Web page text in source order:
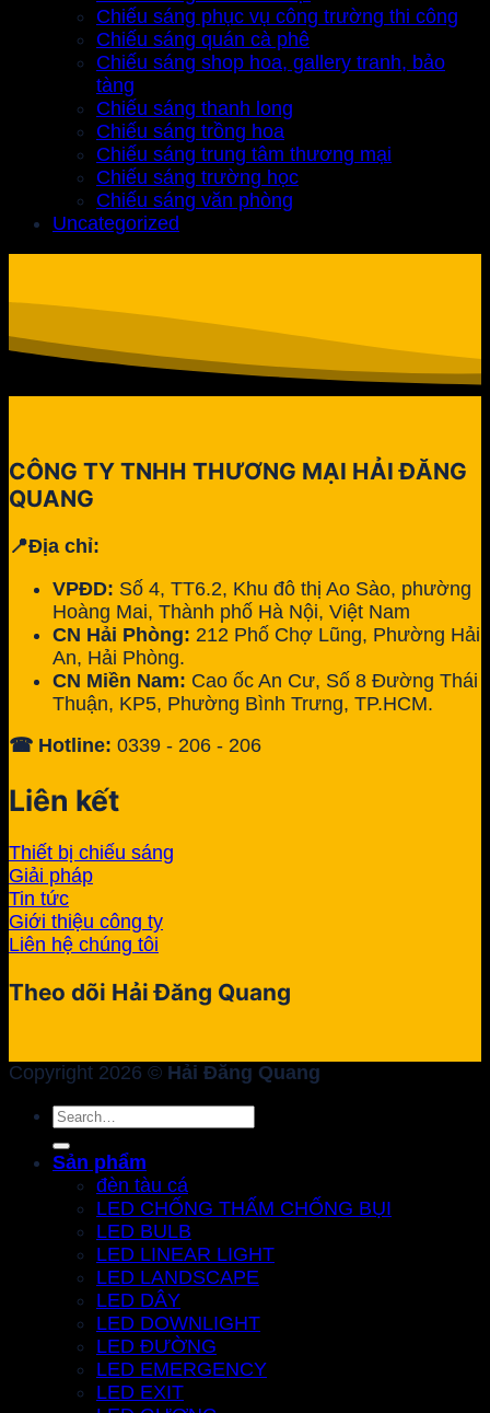
Chiếu sáng phục vụ công trường thi công
Chiếu sáng quán cà phê
Chiếu sáng shop hoa, gallery tranh, bảo
tàng
Chiếu sáng thanh long
Chiếu sáng trồng hoa
Chiếu sáng trung tâm thương mại
Chiếu sáng trường học
Chiếu sáng văn phòng
Uncategorized
CÔNG TY TNHH THƯƠNG MẠI HẢI ĐĂNG
QUANG
📍Địa chỉ:
VPĐD: Số 4, TT6.2, Khu đô thị Ao Sào, phường
Hoàng Mai, Thành phố Hà Nội, Việt Nam
CN Hải Phòng: 212 Phố Chợ Lũng, Phường Hải
An, Hải Phòng.
CN Miền Nam: Cao ốc An Cư, Số 8 Đường Thái
Thuận, KP5, Phường Bình Trưng, TP.HCM.
☎ Hotline: 0339 - 206 - 206
Liên kết
Thiết bị chiếu sáng
Giải pháp
Tin tức
Giới thiệu công ty
Liên hệ chúng tôi
Theo dõi Hải Đăng Quang
Copyright 2026 © Hải Đăng Quang
Search
Sản phẩm
đèn tàu cá
LED CHỐNG THẤM CHỐNG BỤI
LED BULB
LED LINEAR LIGHT
LED LANDSCAPE
LED DÂY
LED DOWNLIGHT
LED ĐƯỜNG
LED EMERGENCY
LED EXIT